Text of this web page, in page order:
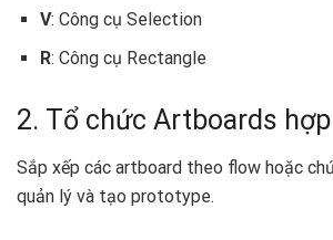
V: Công cụ Selection
R: Công cụ Rectangle
2. Tổ chức Artboards
Sắp xếp các artboard theo flow hoặc
quản lý và tạo prototype.